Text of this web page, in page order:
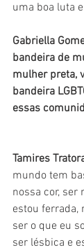
uma boa luta
Gabriella
bandeira de
mulher preta,
bandeira
essas
Tamires
mundo tem
nossa cor, ser
estou ferrada,
ser o que eu
ser lésbica e